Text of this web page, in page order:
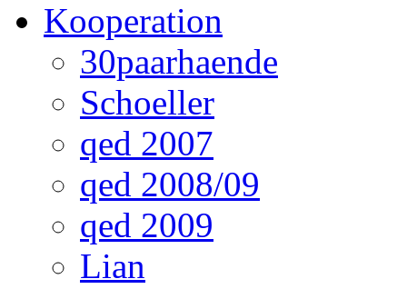
Kooperation
30paarhaende
Schoeller
qed 2007
qed 2008/09
qed 2009
Lian